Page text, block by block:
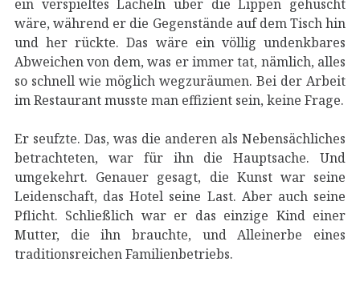
ein verspieltes Lächeln über die Lippen gehuscht
wäre, während er die Gegenstände auf dem Tisch hin
und her rückte. Das wäre ein völlig undenkbares
Abweichen von dem, was er immer tat, nämlich, alles
so schnell wie möglich wegzuräumen. Bei der Arbeit
im Restaurant musste man effizient sein, keine Frage.
Er seufzte. Das, was die anderen als Nebensächliches
betrachteten, war für ihn die Hauptsache. Und
umgekehrt. Genauer gesagt, die Kunst war seine
Leidenschaft, das Hotel seine Last. Aber auch seine
Pflicht. Schließlich war er das einzige Kind einer
Mutter, die ihn brauchte, und Alleinerbe eines
traditionsreichen Familienbetriebs.